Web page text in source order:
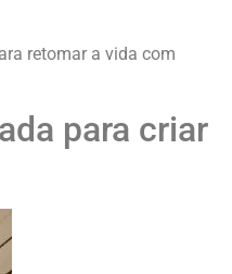
retomar a vida com
para criar